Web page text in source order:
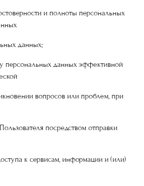
и полноты персональных
данных;
персональных данных эффективной
вопросов или проблем, при
посредством отправки
к сервисам, информации и (или)